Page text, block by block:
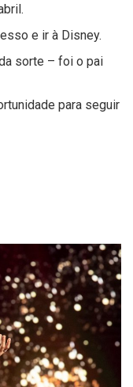
e ir à Disney.
sorte – foi o pai
para seguir